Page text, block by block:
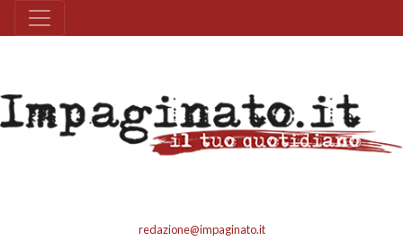
redazione@impaginato.it